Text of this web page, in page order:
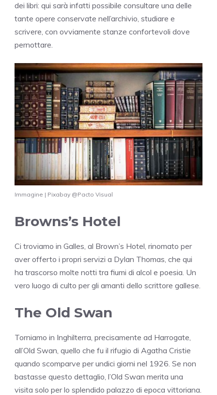
dei libri: qui sarà infatti possibile consultare una delle
tante opere conservate nell’archivio, studiare e
scrivere, con ovviamente stanze confortevoli dove
pernottare.
Immagine | Pixabay @Pacto Visual
Browns’s Hotel
Ci troviamo in Galles, al Brown’s Hotel, rinomato per
aver offerto i propri servizi a Dylan Thomas, che qui
ha trascorso molte notti tra fiumi di alcol e poesia. Un
vero luogo di culto per gli amanti dello scrittore gallese.
The Old Swan
Torniamo in Inghilterra, precisamente ad Harrogate,
all’Old Swan, quello che fu il rifugio di Agatha Cristie
quando scomparve per undici giorni nel 1926. Se non
bastasse questo dettaglio, l’Old Swan merita una
visita solo per lo splendido palazzo di epoca vittoriana.